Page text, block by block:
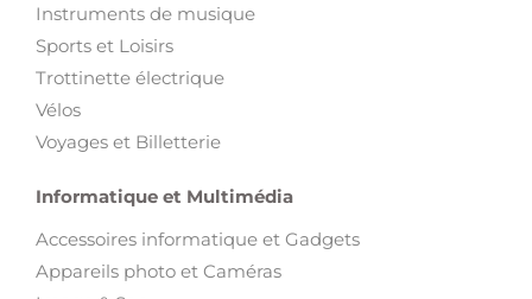
Instruments de musique
Sports et Loisirs
Trottinette électrique
Vélos
Voyages et Billetterie
Informatique et Multimédia
Accessoires informatique et Gadgets
Appareils photo et Caméras